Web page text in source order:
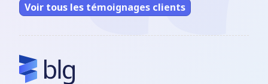
Voir tous les témoignages clients